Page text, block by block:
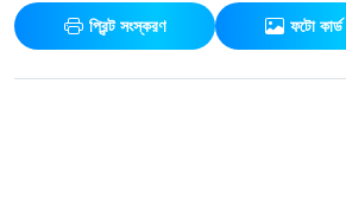
প্রিন্ট সংস্করণ ফটো কার্ড